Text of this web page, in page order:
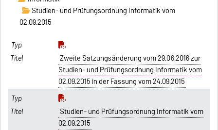
Studien- und Prüfungsordnung Informatik vom
02.09.2015
Zweite Satzungsänderung vom 29.06.2016 zur
Studien- und Prüfungsordnung Informatik vom
02.09.2015 in der Fassung vom 24.09.2015
Studien- und Prüfungsordnung Informatik vom
02.09.2015